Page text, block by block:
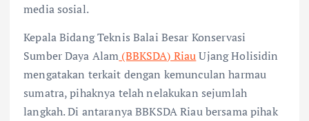
media sosial.
Kepala Bidang Teknis Balai Besar Konservasi
Sumber Daya Alam (BBKSDA) RiauUjang Holisidin
mengatakan terkait dengan kemunculan harmau
sumatra, pihaknya telah nelakukan sejumlah
langkah. Di antaranya BBKSDA Riau bersama pihak